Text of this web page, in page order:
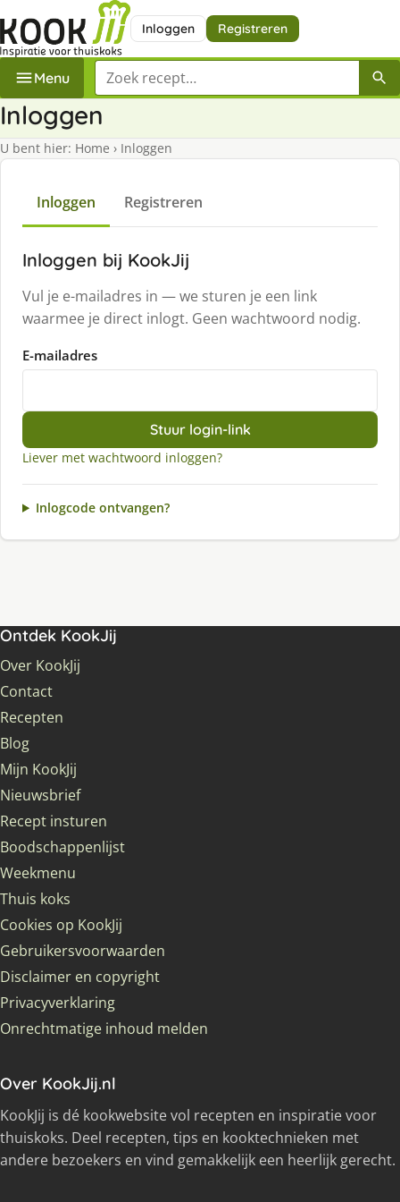
Inloggen Registreren
Menu Zoek een recept
Inloggen
U bent hier: Home › Inloggen
Inloggen Registreren
Inloggen bij KookJij
Vul je e-mailadres in — we sturen je een link
waarmee je direct inlogt. Geen wachtwoord nodig.
E-mailadres
Stuur login-link
Liever met wachtwoord inloggen?
Inlogcode ontvangen?
Ontdek KookJij
Over KookJij
Contact
Recepten
Blog
Mijn KookJij
Nieuwsbrief
Recept insturen
Boodschappenlijst
Weekmenu
Thuis koks
Cookies op KookJij
Gebruikersvoorwaarden
Disclaimer en copyright
Privacyverklaring
Onrechtmatige inhoud melden
Over KookJij.nl
KookJij is dé kookwebsite vol recepten en inspiratie voor
thuiskoks. Deel recepten, tips en kooktechnieken met
andere bezoekers en vind gemakkelijk een heerlijk gerecht.